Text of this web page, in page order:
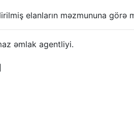
elanların məzmununa görə
əmlak agentliyi.